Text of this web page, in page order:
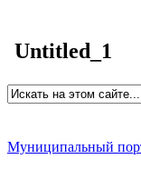
Untitled_1
Муниципальный